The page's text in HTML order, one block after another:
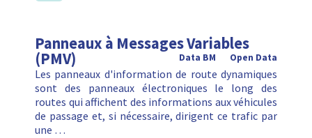
Panneaux à Messages Variables
(PMV) Open Data
Data BM
Les panneaux d'information de route dynamiques
sont des panneaux électroniques le long des
routes qui affichent des informations aux véhicules
de passage et, si nécessaire, dirigent ce trafic par
une …